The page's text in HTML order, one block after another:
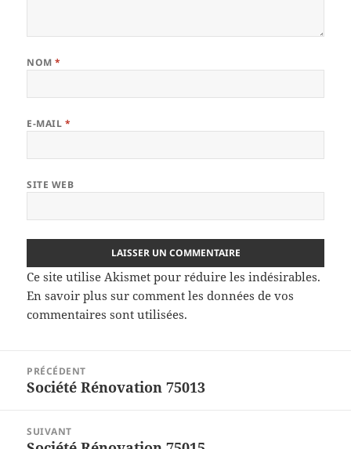
NOM*
E-MAIL *
SITE WEB
Ce site utilise Akismet pour réduire les indésirables.
En savoir plus sur comment les données de vos
commentaires sont utilisées.
l’article
PRÉCÉDENT
Article
Société Rénovation 75013
SUIVANT